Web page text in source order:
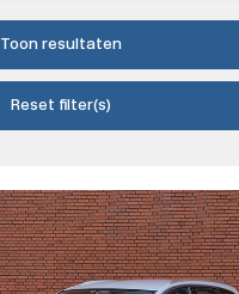
Toon resultaten
Reset filter(s)